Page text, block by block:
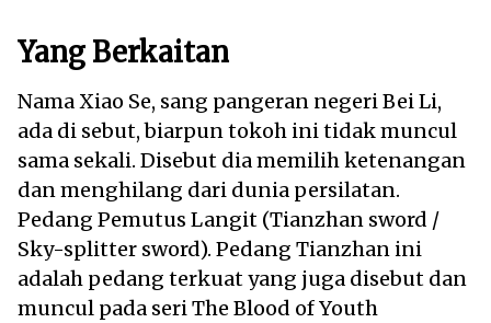
Yang Berkaitan
Nama Xiao Se, sang pangeran negeri Bei Li,
ada di sebut, biarpun tokoh ini tidak muncul
sama sekali. Disebut dia memilih ketenangan
dan menghilang dari dunia persilatan.
Pedang Pemutus Langit (Tianzhan sword /
Sky-splitter sword). Pedang Tianzhan ini
adalah pedang terkuat yang juga disebut dan
muncul pada seri The Blood of Youth